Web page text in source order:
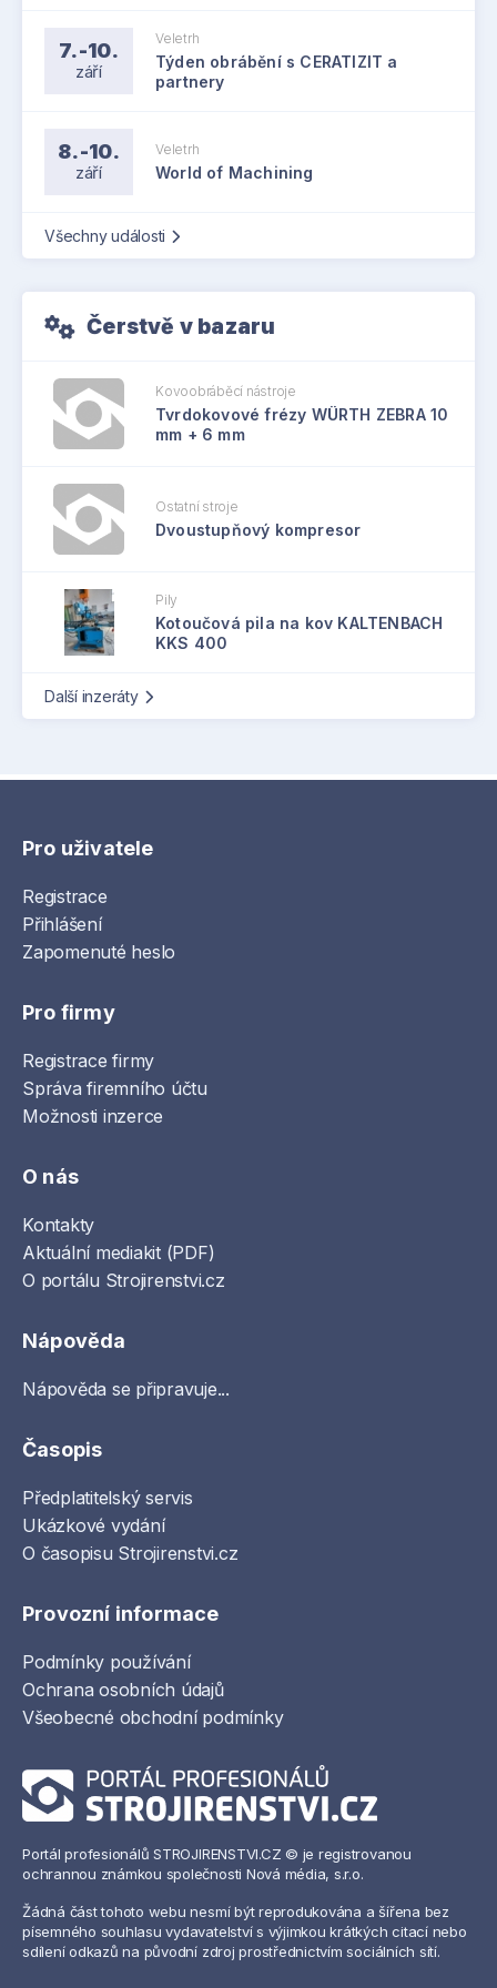
program tvořil 35 % tržeb kooperačního
segmentu a v souladu se smlouvou bude dále
7.-10.
září
Veletrh
Týden obrábění s CERATIZIT a
partnery
8.-10.
září
Veletrh
World of Machining
Všechny události
Čerstvě v bazaru
Kovoobráběcí nástroje
Tvrdokovové frézy WÜRTH ZEBRA 10
mm + 6 mm
Ostatní stroje
Dvoustupňový kompresor
Pily
Kotoučová pila na kov KALTENBACH
KKS 400
Další inzeráty
Pro uživatele
Registrace
Přihlášení
Zapomenuté heslo
Pro firmy
Registrace firmy
Správa firemního účtu
Možnosti inzerce
O nás
Kontakty
Aktuální mediakit (PDF)
O portálu Strojirenstvi.cz
Nápověda
Nápověda se připravuje...
Časopis
Předplatitelský servis
Ukázkové vydání
O časopisu Strojirenstvi.cz
Provozní informace
Podmínky používání
Ochrana osobních údajů
Všeobecné obchodní podmínky
Portál profesionálů STROJIRENSTVI.CZ © je registrovanou
ochrannou známkou společnosti Nová média, s.r.o.
Žádná část tohoto webu nesmí být reprodukována a šířena bez
písemného souhlasu vydavatelství s výjimkou krátkých citací nebo
sdílení odkazů na původní zdroj prostřednictvím sociálních sítí.